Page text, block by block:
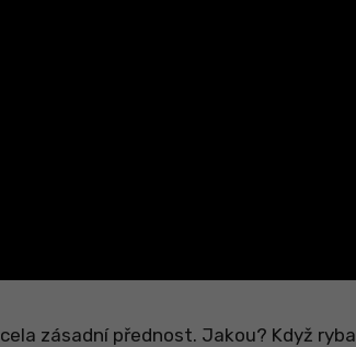
zásadní přednost. Jakou? Když ryba